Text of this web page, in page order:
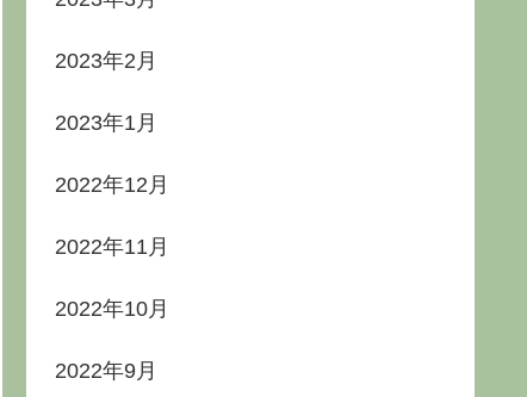
2023年2月
2023年1月
2022年12月
2022年11月
2022年10月
2022年9月